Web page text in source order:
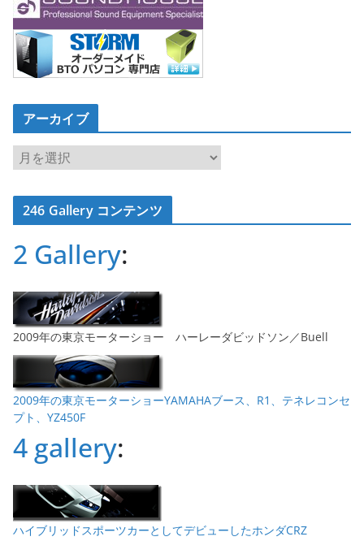
アーカイブ
ア
ー
カ
イ246 Gallery コンテンツ
2 Gallery:
2009年の東京モーターショー ハーレーダビッドソン／Buell
2009年の東京モーターショーYAMAHAブース、R1、テネレコンセ
プト、YZ450F
4 gallery:
ハイブリッドスポーツカーとしてデビューしたホンダCRZ